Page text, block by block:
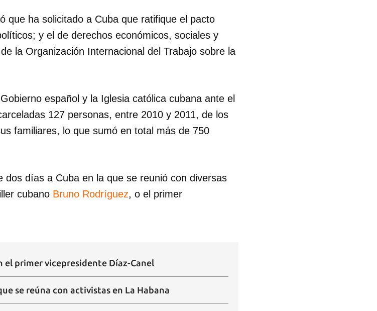
primero has de iniciar sesión con tu
que ha solicitado a Cuba que ratifique el pacto
y el de derechos económicos, sociales y
la Organización Internacional del Trabajo sobre la
español y la Iglesia católica cubana ante el
127 personas, entre 2010 y 2011, de los
familiares, lo que sumó en total más de 750
dos días a Cuba en la que se reunió con diversas
cubano Bruno Rodríguez, o el primer
el primer vicepresidente Díaz-Canel
se reúna con activistas en La Habana